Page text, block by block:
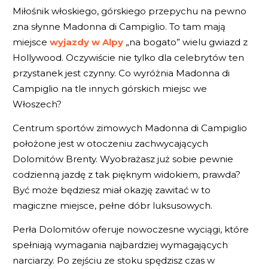
Miłośnik włoskiego, górskiego przepychu na pewno
zna słynne Madonna di Campiglio. To tam mają
miejsce wyjazdy w Alpy„na bogato” wielu gwiazd z
Hollywood. Oczywiście nie tylko dla celebrytów ten
przystanek jest czynny. Co wyróżnia Madonna di
Campiglio na tle innych górskich miejsc we
Włoszech?
Centrum sportów zimowych Madonna di Campiglio
położone jest w otoczeniu zachwycających
Dolomitów Brenty. Wyobrażasz już sobie pewnie
codzienną jazdę z tak pięknym widokiem, prawda?
Być może będziesz miał okazję zawitać w to
magiczne miejsce, pełne dóbr luksusowych.
Perła Dolomitów oferuje nowoczesne wyciągi, które
spełniają wymagania najbardziej wymagających
narciarzy. Po zejściu ze stoku spędzisz czas w